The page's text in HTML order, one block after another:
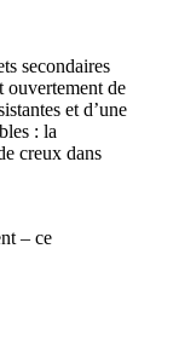
secondaires
ouvertement de
et d’une
: la
creux dans
– ce